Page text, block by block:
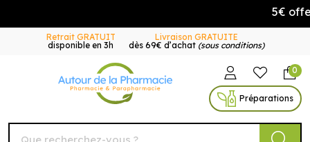
5€
Retrait GRATUIT
disponible en 3h
Livraison GRATUITE
dès 69€ d’achat (sous conditions)
Autour de la Pharmacie
0
Préparations